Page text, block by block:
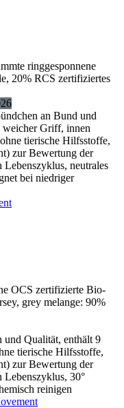
ringgesponnene
20% RCS zertifiziertes
an Bund und
weicher Griff, innen
tierische Hilfsstoffe,
zur Bewertung der
neutrales
bei niedriger
OCS zertifizierte Bio-
grey melange: 90%
und Qualität, enthält 9
tierische Hilfsstoffe,
zur Bewertung der
Lebenszyklus, 30°
reinigen